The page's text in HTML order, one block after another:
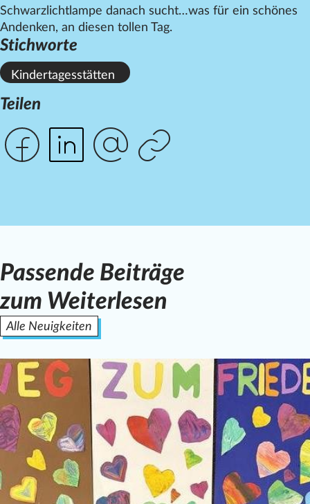
Schwarzlichtlampe danach sucht…was für ein schönes
Andenken, an diesen tollen Tag.
Stichworte
Kindertagesstätten
Teilen
Passende Beiträge
zum Weiterlesen
Alle Neuigkeiten